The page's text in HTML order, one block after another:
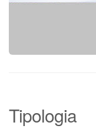
Tipologia